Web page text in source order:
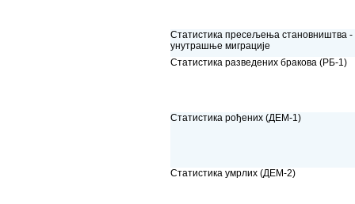
Статистика пресељења становништва -
унутрашње миграције
Статистика разведених бракова (РБ-1)
Статистика рођених (ДЕМ-1)
Статистика умрлих (ДЕМ-2)